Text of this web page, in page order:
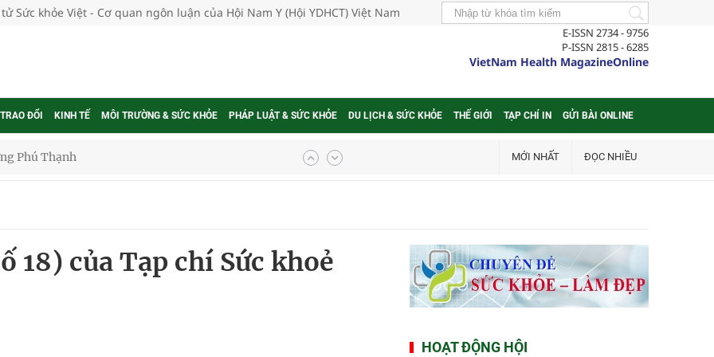
Sức khỏe Việt - Cơ quan ngôn luận của Hội Nam Y (Hội YDHCT) Việt Nam
E-ISSN 2734 - 9756
P-ISSN 2815 - 6285
VietNam Health MagazineOnline
ĐỔI KINH TẾ MÔI TRƯỜNG & SỨC KHỎE PHÁP LUẬT & SỨC KHỎE DU LỊCH & SỨC KHỎE THẾ GIỚI TẠP CHÍ IN GỬI BÀI ONLINE
phụ nữ mỗi năm
nhiệt độ cao nhất 35 độ
khám sàng lọc cho người dân
MỚI NHẤT ĐỌC NHIỀU
18) của Tạp chí Sức khoẻ
HOẠT ĐỘNG HỘI